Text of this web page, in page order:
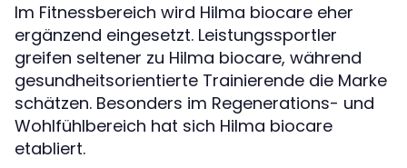
Im Fitnessbereich wird Hilma biocare eher
ergänzend eingesetzt. Leistungssportler
greifen seltener zu Hilma biocare, während
gesundheitsorientierte Trainierende die Marke
schätzen. Besonders im Regenerations- und
Wohlfühlbereich hat sich Hilma biocare
etabliert.